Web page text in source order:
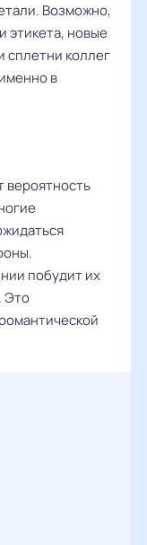
Возможно,
этикета, новые
сплетни коллег
в
вероятность
побудит их
Это